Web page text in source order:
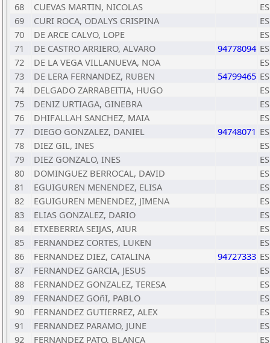
68
CUEVAS MARTIN, NICOLAS
69
CURI ROCA, ODALYS CRISPINA
70
DE ARCE CALVO, LOPE
71
DE CASTRO ARRIERO, ALVARO 94778094
72
DE LA VEGA VILLANUEVA, NOA
73
DE LERA FERNANDEZ, RUBEN 54799465
74
DELGADO ZARRABEITIA, HUGO
75
DENIZ URTIAGA, GINEBRA
76
DHIFALLAH SANCHEZ, MAIA
77
DIEGO GONZALEZ, DANIEL 94748071
78
DIEZ GIL, INES
79
DIEZ GONZALO, INES
80
DOMINGUEZ BERROCAL, DAVID
81
EGUIGUREN MENENDEZ, ELISA
82
EGUIGUREN MENENDEZ, JIMENA
83
ELIAS GONZALEZ, DARIO
84
ETXEBERRIA SEIJAS, AIUR
85
FERNANDEZ CORTES, LUKEN
86
FERNANDEZ DIEZ, CATALINA 94727333
87
FERNANDEZ GARCIA, JESUS
88
FERNANDEZ GONZALEZ, TERESA
89
FERNANDEZ GOñI, PABLO
90
FERNANDEZ GUTIERREZ, ALEX
91
FERNANDEZ PARAMO, JUNE
92
FERNANDEZ PATO, BLANCA